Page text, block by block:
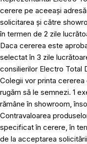
cerere pe aceeași
solicitarea și către
în termen de 2 zile
Daca cererea este
selectat în 3 zile
consilierilor Electro Total
Colegii vor printa
rugăm să le semnezi. 1
rămâne în showroom,
Contravaloarea
specificat în cerere, în
de la acceptarea